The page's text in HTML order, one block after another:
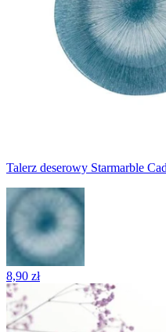
Talerz deserowy Starmarble
8,90 zł